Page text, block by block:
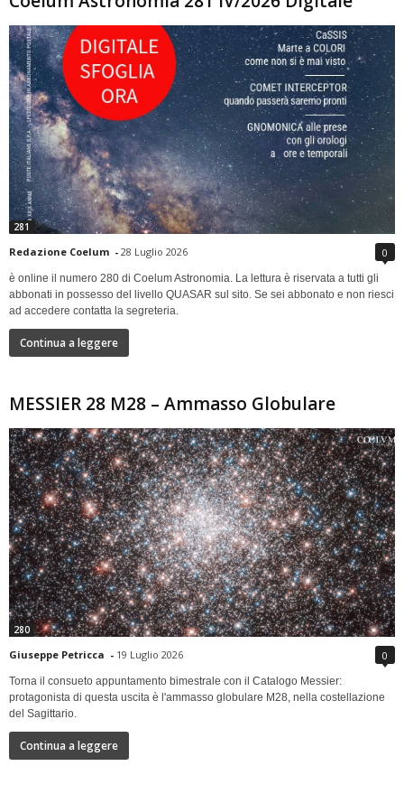
281
Redazione Coelum - 28 Luglio 2026 0
è online il numero 280 di Coelum Astronomia. La lettura è riservata a tutti gli
abbonati in possesso del livello QUASAR sul sito. Se sei abbonato e non riesci
ad accedere contatta la segreteria.
Continua a leggere
MESSIER 28 M28 – Ammasso Globulare
280
Giuseppe Petricca - 19 Luglio 2026 0
Torna il consueto appuntamento bimestrale con il Catalogo Messier:
protagonista di questa uscita è l'ammasso globulare M28, nella costellazione
del Sagittario.
Continua a leggere